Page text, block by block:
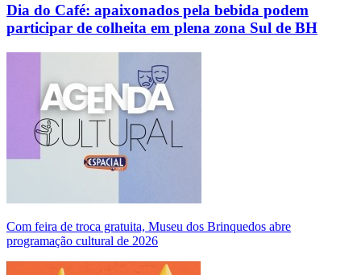
Dia do Café: apaixonados pela bebida podem
participar de colheita em plena zona Sul de BH
Com feira de troca gratuita, Museu dos Brinquedos abre
programação cultural de 2026